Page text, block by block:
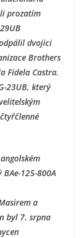
prozatím
dvojici
Brothers
Fidela Castra.
23UB, který
125-800A
a
byl 7. srpna